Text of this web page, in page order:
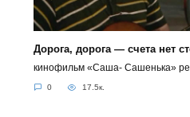
Дорога, дорога — счета нет
кинофильм «Саша- Сашенька»
0 17.5к.